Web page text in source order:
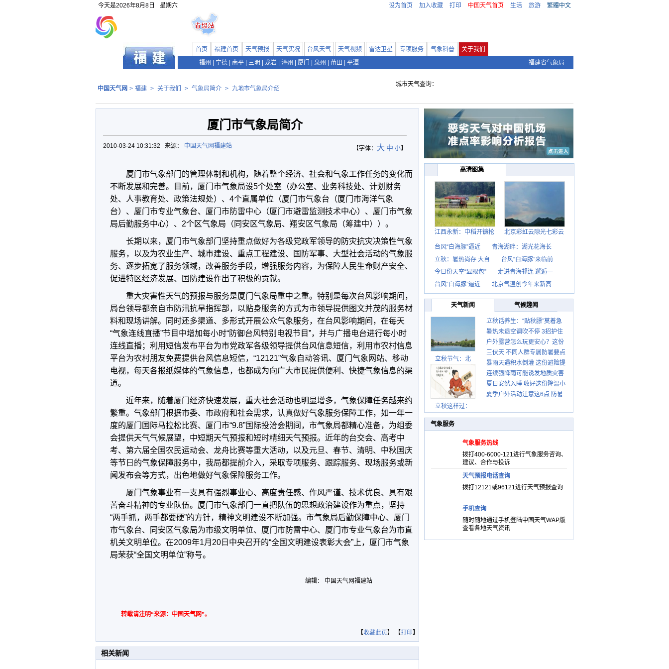
今天是2026年8月8日 星期六 设为首页 加入收藏 打印 中国天气首页 生活 旅游 繁體中文
首页 福建首页 天气预报 天气实况 台风天气 天气视频 雷达卫星 专项服务 气象科普
关于我们
福州
宁德 南平 三明 龙岩 漳州 厦门 泉州 莆田 平潭 福建省气象局
中国天气网 > 福建 > 关于我们 > 气象局简介 > 九地市气象局介绍
城市天气查询：
厦门市气象局简介
【字体： 大 中 小】
2010-03-24 10:31:32 来源： 中国天气网福建站
厦门市气象部门的管理体制和机构，随着整个经济、社会和气象工作任务的变化而
不断发展和完善。目前，厦门市气象局设5个处室（办公室、业务科技处、计划财务
处、人事教育处、政策法规处）、4个直属单位（厦门市气象台（厦门市海洋气象
台）、厦门市专业气象台、厦门市防雷中心（厦门市避雷监测技术中心）、厦门市气象
局后勤服务中心）、2个区气象局（同安区气象局、翔安区气象局（筹建中））。
长期以来，厦门市气象部门坚持重点做好为各级党政军领导的防灾抗灾决策性气象
服务，以及为农业生产、城市建设、重点工程建设、国防军事、大型社会活动的气象服
务、逐步拓宽了服务领域，改善服务手段，增强服务内容，为保障人民生命财产安全、
促进特区经济发展、国防建设作出了积极的贡献。
重大灾害性天气的预报与服务是厦门气象局重中之重。特别是每次台风影响期间，
局台领导都亲自市防汛抗旱指挥部，以贴身服务的方式为市领导提供图文并茂的服务材
料和现场讲解。同时还多渠道、多形式开展公众气象服务，在台风影响期间，在每天
“气象连线直播”节目中增加每小时“防御台风特别电视节目”，并与广播电台进行每小时
连线直播；利用短信发布平台为市党政军各级领导提供台风信息短信，利用市农村信息
平台为农村朋友免费提供台风信息短信，“12121”气象自动答讯、厦门气象网站、移动
电视，每天各报纸媒体的气象信息，也都成为向广大市民提供便利、快捷气象信息的渠
道。
近年来，随着厦门经济快速发展，重大社会活动也明显增多，气象保障任务越来约
繁重。气象部门根据市委、市政府和社会需求，认真做好气象服务保障工作，如一年一
度的厦门国际马拉松比赛、厦门市“9.8”国际投洽会期间，市气象局都精心准备，为组委
会提供天气气候展望，中短期天气预报和短时精细天气预报。近年的台交会、高考中
考、第六届全国农民运动会、龙舟比赛等重大活动，以及元旦、春节、清明、中秋国庆
等节日的气象保障服务中，我局都提前介入，采取专项服务、跟踪服务、现场服务或新
闻发布会等方式，出色地做好气象保障服务工作。
厦门气象事业有一支具有强烈事业心、高度责任感、作风严谨、技术优良、具有艰
苦奋斗精神的专业队伍。厦门市气象部门一直把队伍的思想政治建设作为重点，坚持
“两手抓，两手都要硬”的方针，精神文明建设不断加强。市气象局后勤保障中心、厦门
市气象台、同安区气象局为市级文明单位、厦门市防雷中心、厦门市专业气象台为市直
机关文明单位。在2009年1月20日中央召开的“全国文明建设表彰大会”上，厦门市气象
局荣获“全国文明单位”称号。
编辑： 中国天气网福建站
转载请注明“来源：中国天气网”。
【收藏此页】 【打印】
相关新闻
高清图集
江西永新：中稻开镰抢 北京彩虹云隙光七彩云
台风“白海豚”逼近
青海湖畔：湖光花海长
立秋：暑热尚存 大自
台风“白海豚”来临前
今日份天空“显眼包”
走进青海祁连 邂逅一
台风“白海豚”逼近
北京气温创今年来新高
天气新闻 气候趣闻
立秋节气：北
立秋这样过：
立秋话养生：“贴秋膘”莫着急
先清暑再防燥
暑热未退空调吹不停 3招护住
肩颈不酸痛
户外露营怎么玩更安心？这份
攻略请收好
三伏天 不同人群专属防暑要点
请收好
暴雨天遇积水倒灌 这份避险提
示请收好
连续强降雨可能诱发地质灾害
这些前兆要知道
夏日安然入睡 收好这份降温小
贴士
夏季户外活动注意这6点 防暑
气象服务
气象服务热线
拨打400-6000-121进行气象服务咨询、
建议、合作与投诉
天气预报电话查询
拨打12121或96121进行天气预报查询
手机查询
随时随地通过手机登陆中国天气WAP版
查看各地天气资讯